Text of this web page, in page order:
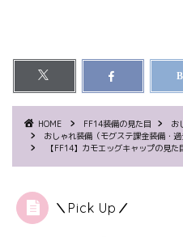
HOME FF14装備の見た目
お
おしゃれ装備（モグステ課金装備・過
【FF14】カモエッグキャップの見
＼Pick Up／